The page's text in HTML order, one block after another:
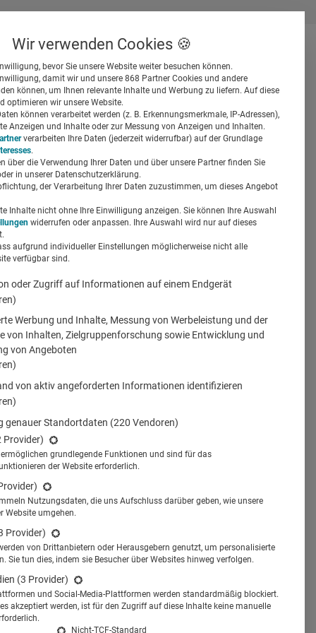
Suchen
Wir verwenden Cookies 🍪
bevor Sie unsere Website weiter besuchen können.
damit wir und unsere 868 Partner Cookies und andere
können, um Ihnen relevante Inhalte und Werbung zu liefern. Auf diese
optimieren wir unsere Website.
können verarbeitet werden (z. B. Erkennungsmerkmale, IP-Adressen),
Anzeigen und Inhalte oder zur Messung von Anzeigen und Inhalten.
verarbeiten Ihre Daten (jederzeit widerrufbar) auf der Grundlage
.
über die Verwendung Ihrer Daten und über unsere Partner finden Sie
in unserer Datenschutzerklärung.
der Verarbeitung Ihrer Daten zuzustimmen, um dieses Angebot
Inhalte nicht ohne Ihre Einwilligung anzeigen. Sie können Ihre Auswahl
widerrufen oder anpassen. Ihre Auswahl wird nur auf dieses
aufgrund individueller Einstellungen möglicherweise nicht alle
verfügbar sind.
oder Zugriff auf Informationen auf einem Endgerät
Werbung und Inhalte, Messung von Werbeleistung und der
von Inhalten, Zielgruppenforschung sowie Entwicklung und
von Angeboten
von aktiv angeforderten Informationen identifizieren
genauer Standortdaten (220 Vendoren)
Provider)
ermöglichen grundlegende Funktionen und sind für das
der Website erforderlich.
Nutzungsdaten, die uns Aufschluss darüber geben, wie unsere
Website umgehen.
Provider)
von Drittanbietern oder Herausgebern genutzt, um personalisierte
Sie tun dies, indem sie Besucher über Websites hinweg verfolgen.
(3 Provider)
und Social-Media-Plattformen werden standardmäßig blockiert.
akzeptiert werden, ist für den Zugriff auf diese Inhalte keine manuelle
Nicht-TCF-Standard